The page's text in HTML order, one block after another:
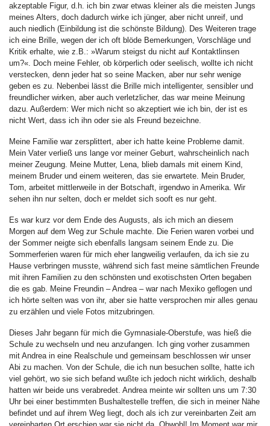
akzeptable Figur, d.h. ich bin zwar etwas kleiner als die meisten Jungs
meines Alters, doch dadurch wirke ich jünger, aber nicht unreif, und
auch niedlich (Einbildung ist die schönste Bildung). Des Weiteren trage
ich eine Brille, wegen der ich oft blöde Bemerkungen, Vorschläge und
Kritik erhalte, wie z.B.: »Warum steigst du nicht auf Kontaktlinsen
um?«. Doch meine Fehler, ob körperlich oder seelisch, wollte ich nicht
verstecken, denn jeder hat so seine Macken, aber nur sehr wenige
geben es zu. Nebenbei lässt die Brille mich intelligenter, sensibler und
freundlicher wirken, aber auch verletzlicher, das war meine Meinung
dazu. Außerdem: Wer mich nicht so akzeptiert wie ich bin, der ist es
nicht Wert, dass ich ihn oder sie als Freund bezeichne.
Meine Familie war zersplittert, aber ich hatte keine Probleme damit.
Mein Vater verließ uns lange vor meiner Geburt, wahrscheinlich nach
meiner Zeugung. Meine Mutter, Lena, blieb damals mit einem Kind,
meinem Bruder und einem weiteren, das sie erwartete. Mein Bruder,
Tom, arbeitet mittlerweile in der Botschaft, irgendwo in Amerika. Wir
sehen ihn nur selten, doch er meldet sich sooft es nur geht.
Es war kurz vor dem Ende des Augusts, als ich mich an diesem
Morgen auf dem Weg zur Schule machte. Die Ferien waren vorbei und
der Sommer neigte sich ebenfalls langsam seinem Ende zu. Die
Sommerferien waren für mich eher langweilig verlaufen, da ich sie zu
Hause verbringen musste, während sich fast meine sämtlichen Freunde
mit ihren Familien zu den schönsten und exotischsten Orten begaben
die es gab. Meine Freundin – Andrea – war nach Mexiko geflogen und
ich hörte selten was von ihr, aber sie hatte versprochen mir alles genau
zu erzählen und viele Fotos mitzubringen.
Dieses Jahr begann für mich die Gymnasiale-Oberstufe, was hieß die
Schule zu wechseln und neu anzufangen. Ich ging vorher zusammen
mit Andrea in eine Realschule und gemeinsam beschlossen wir unser
Abi zu machen. Von der Schule, die ich nun besuchen sollte, hatte ich
viel gehört, wo sie sich befand wußte ich jedoch nicht wirklich, deshalb
hatten wir beide uns verabredet. Andrea meinte wir sollten uns um 7:30
Uhr bei einer bestimmten Bushaltestelle treffen, die sich in meiner Nähe
befindet und auf ihrem Weg liegt, doch als ich zur vereinbarten Zeit am